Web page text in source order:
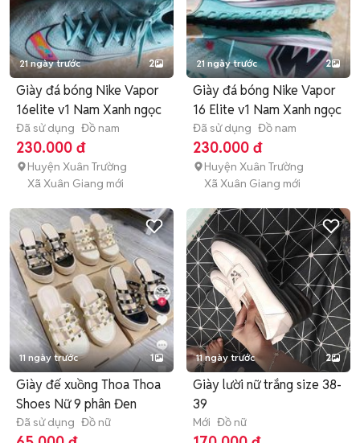
21 ngày trước 2
Giày đá bóng Nike Vapor
16elite v1 Nam Xanh ngọc
Đã sử dụng Đồ nam
230.000 đ
Huyện Xuân Trường
Xã Xuân Giang mới
21 ngày trước 2
Giày đá bóng Nike Vapor
16 Elite v1 Nam Xanh ngọc
Đã sử dụng Đồ nam
230.000 đ
Huyện Xuân Trường
Xã Xuân Giang mới
11 ngày trước 1
Giày đế xuồng Thoa Thoa
Shoes Nữ 9 phân Đen
Đã sử dụng Đồ nữ
11 ngày trước 2
Giày lười nữ trắng size 38-
39
Mới Đồ nữ